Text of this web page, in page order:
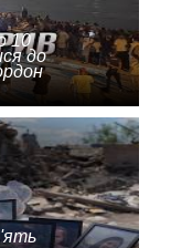
10
до